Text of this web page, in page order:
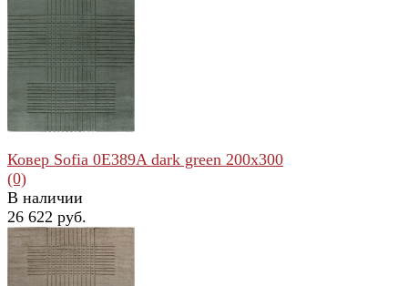
избранное сравнить
Ковер Sofia 0E389A dark green 200x300
(0)
В наличии
26 622 руб.